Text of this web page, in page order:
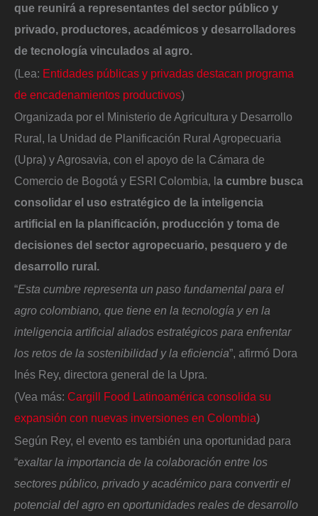
que reunirá a representantes del sector público y
privado, productores, académicos y desarrolladores
de tecnología vinculados al agro.
(Lea: Entidades públicas y privadas destacan programa
de encadenamientos productivos)
Organizada por el Ministerio de Agricultura y Desarrollo
Rural, la Unidad de Planificación Rural Agropecuaria
(Upra) y Agrosavia, con el apoyo de la Cámara de
Comercio de Bogotá y ESRI Colombia, la cumbre busca
consolidar el uso estratégico de la inteligencia
artificial en la planificación, producción y toma de
decisiones del sector agropecuario, pesquero y de
desarrollo rural.
“Esta cumbre representa un paso fundamental para el
agro colombiano, que tiene en la tecnología y en la
inteligencia artificial aliados estratégicos para enfrentar
los retos de la sostenibilidad y la eficiencia”, afirmó Dora
Inés Rey, directora general de la Upra.
(Vea más: Cargill Food Latinoamérica consolida su
expansión con nuevas inversiones en Colombia)
Según Rey, el evento es también una oportunidad para
“exaltar la importancia de la colaboración entre los
sectores público, privado y académico para convertir el
potencial del agro en oportunidades reales de desarrollo